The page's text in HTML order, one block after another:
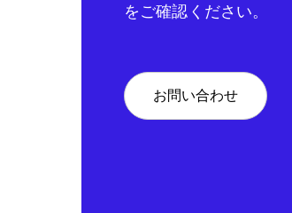
をご確認ください。
お問い合わせ